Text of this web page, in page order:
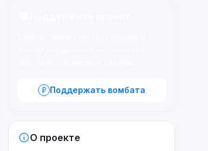
Поддержать вомбата
О проекте